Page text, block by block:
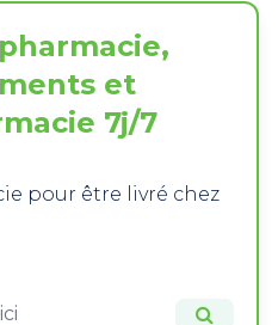
et
7j/7
pour être livré chez